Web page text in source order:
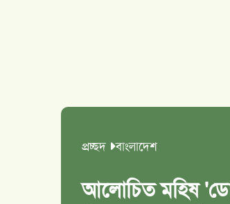
প্রচ্ছদ বাংলাদেশ
আলোচিত মহিষ